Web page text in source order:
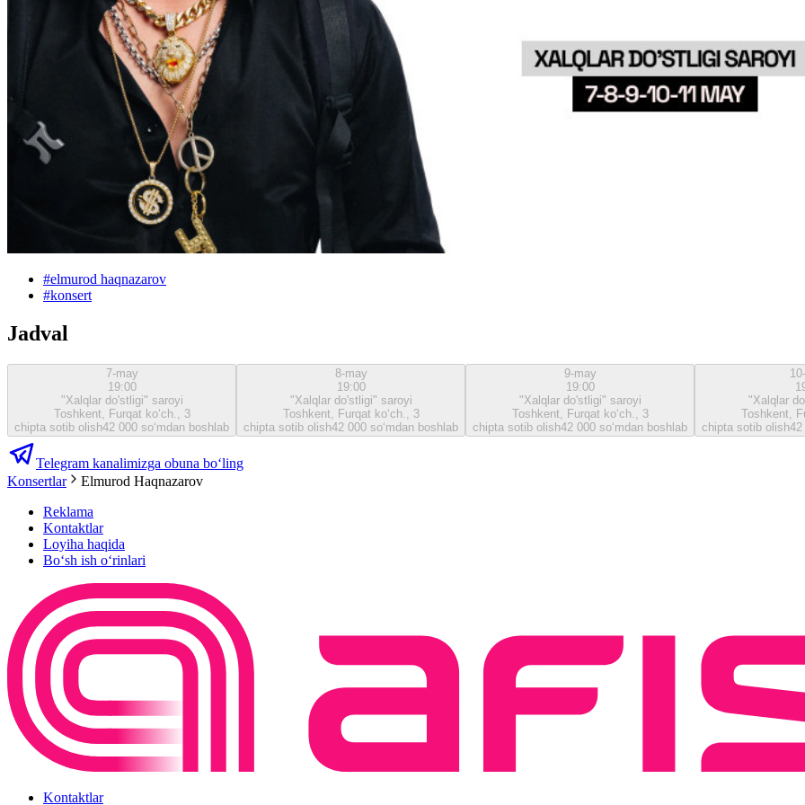
#elmurod haqnazarov
#konsert
Jadval
7-may
19:00
"Xalqlar do'stligi" saroyi
Toshkent, Furqat ko‘ch., 3
chipta sotib olish42 000 so‘mdan boshlab
8-may
19:00
"Xalqlar do'stligi" saroyi
Toshkent, Furqat ko‘ch., 3
chipta sotib olish42 000 so‘mdan boshlab
9-may
19:00
"Xalqlar do'stligi" saroyi
Toshkent, Furqat ko‘ch., 3
chipta sotib olish42 000 so‘mdan boshlab
"Xalqlar
Toshkent,
chipta sotib olish42
Telegram kanalimizga obuna bo‘ling
Konsertlar
Elmurod Haqnazarov
Reklama
Kontaktlar
Loyiha haqida
Bo‘sh ish o‘rinlari
Kontaktlar